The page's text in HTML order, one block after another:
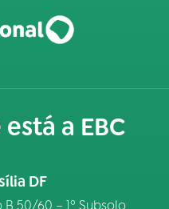
a EBC
DF
50/60 – 1º Subsolo